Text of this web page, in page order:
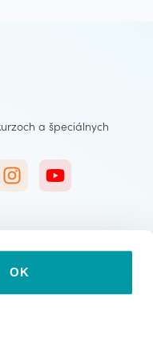
OK
a špeciálnych